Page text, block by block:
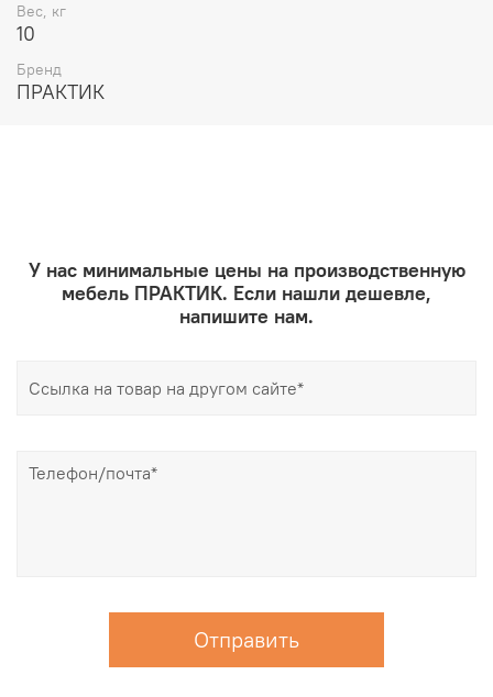
Вес, кг
10
Бренд
ПРАКТИК
У нас минимальные цены на производственную
мебель ПРАКТИК. Если нашли дешевле,
напишите нам.
Отправить